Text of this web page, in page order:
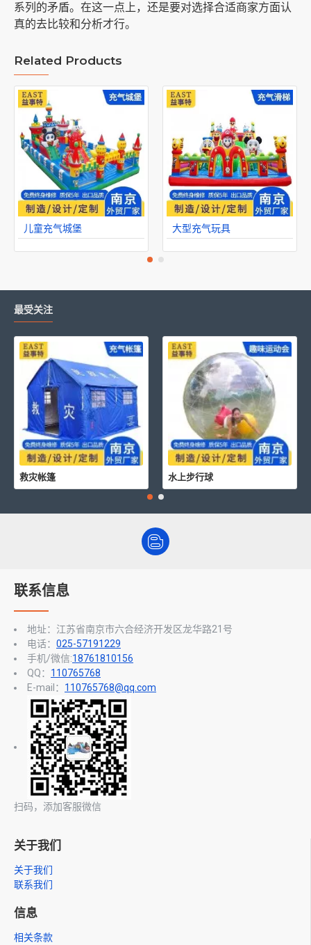
系列的矛盾。在这一点上，还是要对选择合适商家方面认
真的去比较和分析才行。
Related Products
儿童充气城堡 大型充气玩具
最受关注
救灾帐篷 水上步行球
联系信息
地址：江苏省南京市六合经济开发区龙华路21号
电话： 025-57191229
手机/微信:18761810156
QQ： 110765768
E-mail： 110765768@qq.com
扫码，添加客服微信
关于我们
关于我们
联系我们
信息
相关条款